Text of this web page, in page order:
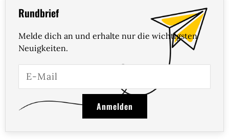
Rundbrief
Melde dich an und erhalte nur die wichtigsten
Neuigkeiten.
Anmelden